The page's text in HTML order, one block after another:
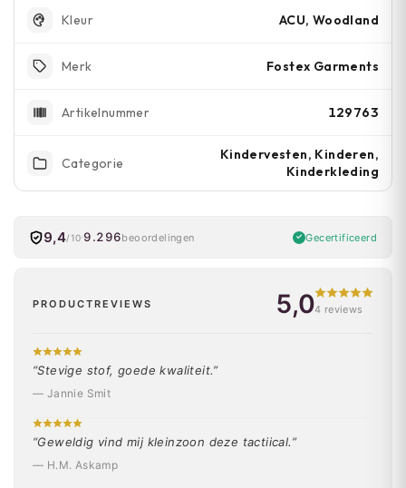
Kleur ACU, Woodland
Merk Fostex Garments
Artikelnummer 129763
Categorie
Kindervesten, Kinderen,
Kinderkleding
9,4/10 9.296beoordelingen Gecertificeerd
PRODUCTREVIEWS 5,04 reviews
“Stevige stof, goede kwaliteit.”
— Jannie Smit
“Geweldig vind mij kleinzoon deze tactiical.”
— H.M. Askamp